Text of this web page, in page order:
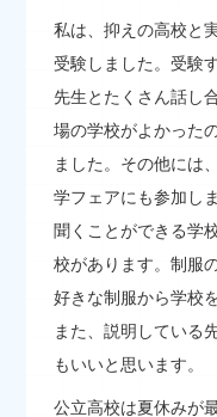
私は、抑えの高校と
受験しました。受験
先生とたくさん話し
場の学校がよかった
ました。その他には
学フェアにも参加し
聞くことができる学
校があります。制服
好きな制服から学校
また、説明している
もいいと思います。
公立高校は夏休みが